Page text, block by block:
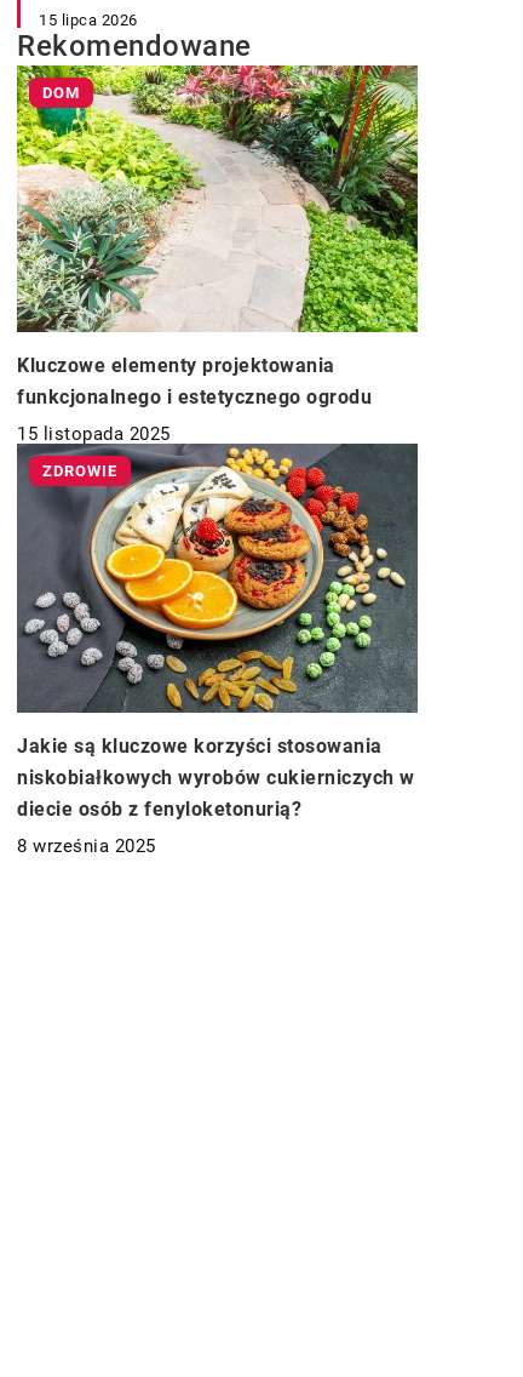
15 lipca 2026
Rekomendowane
DOM
Kluczowe elementy projektowania
funkcjonalnego i estetycznego ogrodu
15 listopada 2025
ZDROWIE
Jakie są kluczowe korzyści stosowania
niskobiałkowych wyrobów cukierniczych w
diecie osób z fenyloketonurią?
8 września 2025